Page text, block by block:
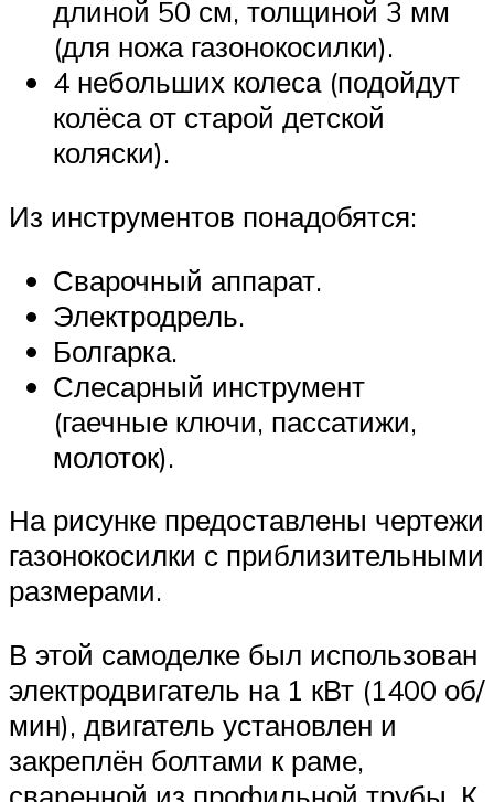
длиной 50 см, толщиной 3 мм
(для ножа газонокосилки).
4 небольших колеса (подойдут
колёса от старой детской
коляски).
Из инструментов понадобятся:
Сварочный аппарат.
Электродрель.
Болгарка.
Слесарный инструмент
(гаечные ключи, пассатижи,
молоток).
На рисунке предоставлены чертежи
газонокосилки с приблизительными
размерами.
В этой самоделке был использован
электродвигатель на 1 кВт (1400 об/
мин), двигатель установлен и
закреплён болтами к раме,